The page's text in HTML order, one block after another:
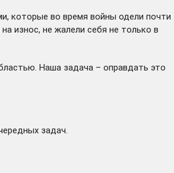
которые во время войны одели почти
износ, не жалели себя не только в
Наша задача – оправдать это
задач.